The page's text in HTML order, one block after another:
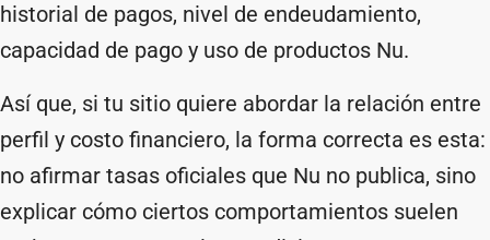
historial de pagos, nivel de endeudamiento,
capacidad de pago y uso de productos Nu.
Así que, si tu sitio quiere abordar la relación entre
perfil y costo financiero, la forma correcta es esta:
no afirmar tasas oficiales que Nu no publica, sino
explicar cómo ciertos comportamientos suelen